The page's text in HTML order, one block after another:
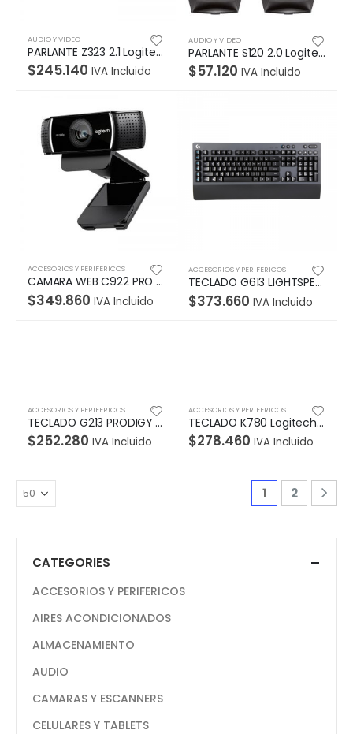
AUDIO Y VIDEO
PARLANTE Z323 2.1 Logitech Potencia 30W Subwoofer 18W Plug 3.5mm/RCA Compatible PC-Cell-Tablet Garantía 2Años-NEGRO
$245.140 IVA Incluido
AUDIO Y VIDEO
PARLANTE S120 2.0 Logitech Potencia 2.2W Plug 3.5mm Compatible PC-Cell-Tablet Sonido Estéreo Nítido Garantía 2Años-NEGRO
$57.120 IVA Incluido
ACCESORIOS Y PERIFERICOS
CAMARA WEB C922 PRO STREAM Logitech Gaming USB FULL HD 1080 Compatible Win-Mac 2 Micrófonos Incorporado Audio Estéreo Garantía 2Años-NEGRO
$349.860 IVA Incluido
ACCESORIOS Y PERIFERICOS
TECLADO G613 LIGHTSPEED Logitech Gaming Ingles Bluetooth Mecánico Compatible Win RGB Lightsync G HUB MultiDispositivo Reposamuñecas Garantía 2Años-NEGRO
$373.660 IVA Incluido
ACCESORIOS Y PERIFERICOS
TECLADO G213 PRODIGY Logitech Gaming Ingles Alámbrico USB Compatible Win RGB Lightsync Antiderrames Reposamuñecas Garantía 2Años-NEGRO
$252.280 IVA Incluido
ACCESORIOS Y PERIFERICOS
TECLADO K780 Logitech Español Bluetooth/Wireless Receptor USB Compatible Win-Mac-Android-Unifying MultiDispositivo FLOW Soporte Garantía 2años-NEGRO
$278.460 IVA Incluido
1 2
CATEGORIES
ACCESORIOS Y PERIFERICOS
AIRES ACONDICIONADOS
ALMACENAMIENTO
AUDIO
CAMARAS Y ESCANNERS
CELULARES Y TABLETS